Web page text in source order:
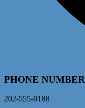
PHONE NUMBER
202-555-0188